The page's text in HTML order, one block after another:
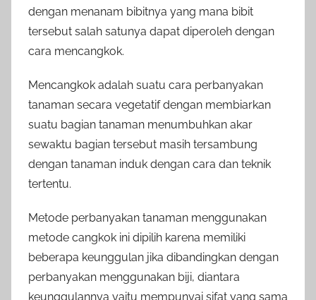
dengan menanam bibitnya yang mana bibit
tersebut salah satunya dapat diperoleh dengan
cara mencangkok.
Mencangkok adalah suatu cara perbanyakan
tanaman secara vegetatif dengan membiarkan
suatu bagian tanaman menumbuhkan akar
sewaktu bagian tersebut masih tersambung
dengan tanaman induk dengan cara dan teknik
tertentu.
Metode perbanyakan tanaman menggunakan
metode cangkok ini dipilih karena memiliki
beberapa keunggulan jika dibandingkan dengan
perbanyakan menggunakan biji, diantara
keunggulannya yaitu mempunyai sifat yang sama